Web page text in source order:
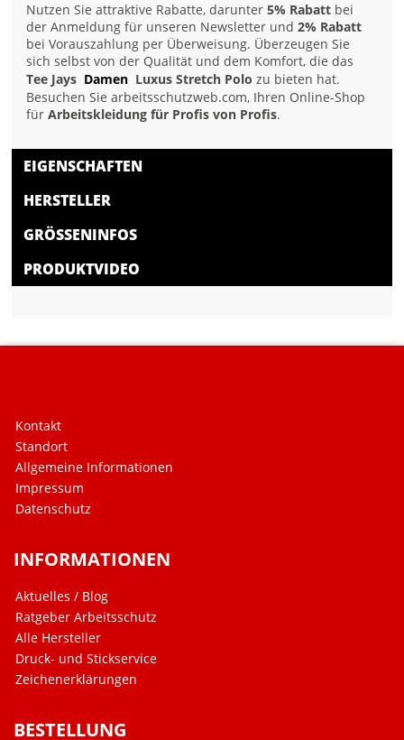
Nutzen Sie attraktive Rabatte, darunter5% Rabatt bei
der Anmeldung für unseren Newsletter und2% Rabatt
bei Vorauszahlung per Überweisung. Überzeugen Sie
sich selbst von der Qualität und dem Komfort, die das
Tee Jays Damen Luxus Stretch Polo zu bieten hat.
Besuchen Sie arbeitsschutzweb.com, Ihren Online-Shop
fürArbeitskleidung für Profis von Profis.
EIGENSCHAFTEN
HERSTELLER
GRÖSSENINFOS
PRODUKTVIDEO
Kontakt
Standort
Allgemeine Informationen
Impressum
Datenschutz
INFORMATIONEN
Aktuelles / Blog
Ratgeber Arbeitsschutz
Alle Hersteller
Druck- und Stickservice
Zeichenerklärungen
BESTELLUNG